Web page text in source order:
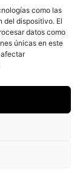
como las
del dispositivo. El
datos como
únicas en este
- Madrid